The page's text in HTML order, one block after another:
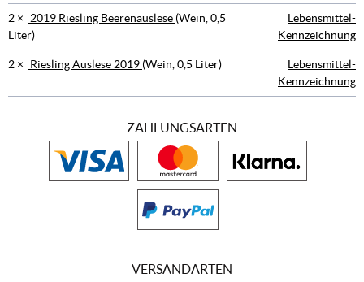
2 × 2019 Riesling Beerenauslese (Wein, 0,5
Liter)
Lebensmittel-
Kennzeichnung
2 × Riesling Auslese 2019 (Wein, 0,5 Liter)
Lebensmittel-
Kennzeichnung
ZAHLUNGSARTEN
VERSANDARTEN